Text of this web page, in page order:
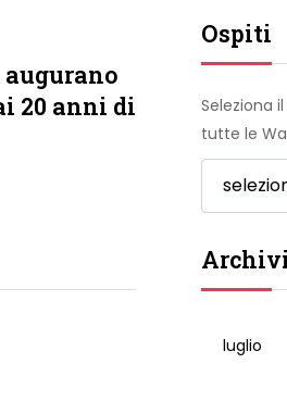
20 anni di
Ospiti
Seleziona
tutte le
luglio